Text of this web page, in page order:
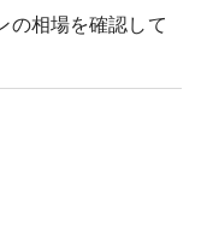
の相場を確認して